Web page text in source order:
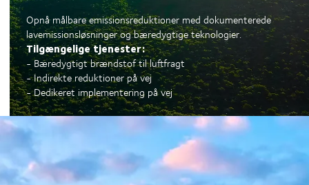
Opnå målbare emissionsreduktioner med dokumenterede
lavemissionsløsninger og bæredygtige teknologier.
Tilgængelige tjenester:
- Bæredygtigt brændstof til luftfragt
- Indirekte reduktioner på vej
- Dedikeret implementering på vej